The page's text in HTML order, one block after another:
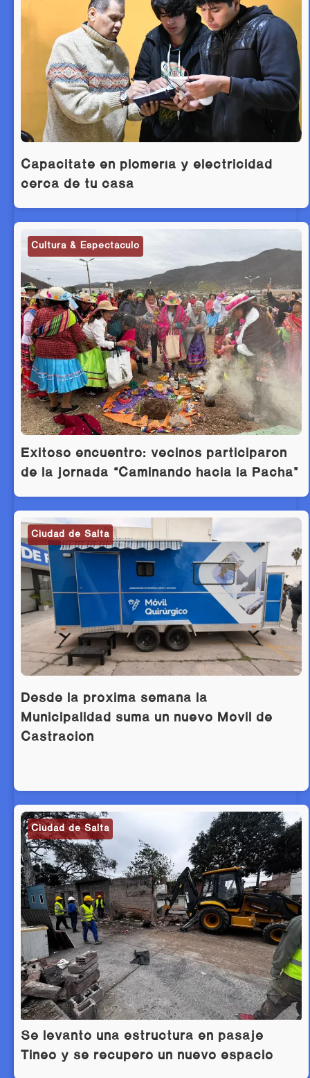
Capacitate en plomería y electricidad
cerca de tu casa
Cultura & Espectáculo
Exitoso encuentro: vecinos participaron
de la jornada “Caminando hacia la Pacha”
Ciudad de Salta
Desde la próxima semana la
Municipalidad suma un nuevo Móvil de
Castración
Ciudad de Salta
Se levantó una estructura en pasaje
Tineo y se recuperó un nuevo espacio